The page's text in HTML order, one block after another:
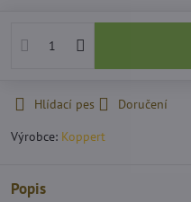
Hlídací pes
Doručení
Výrobce: Koppert
Popis